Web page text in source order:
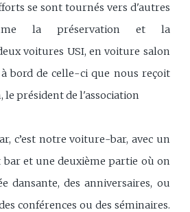
se sont tournés vers d'autres
la préservation et la
voitures USI, en voiture salon
à bord de celle-ci que nous reçoit
le président de l'association
c’est notre voiture-bar, avec un
et une deuxième partie où on
dansante, des anniversaires, ou
conférences ou des séminaires.